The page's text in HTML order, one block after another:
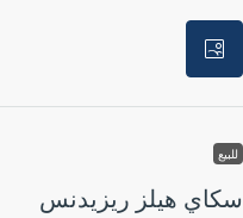
هيلز ريزيدنس